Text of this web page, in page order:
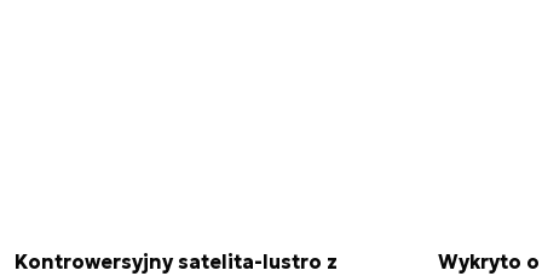
Kontrowersyjny satelita-lustro z
Wykryto